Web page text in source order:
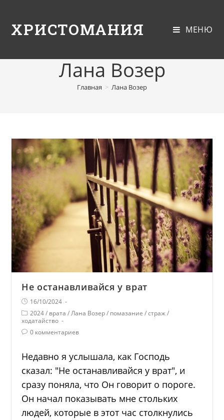
ХРИСТОМАНИЯ МЕНЮ
Лана Возер
Главная > Лана Возер
Не останавливайся у врат
16/10/2024
2024 / врата / Лана Возер / помазание / страж /
ходатайство
0 комментариев
Недавно я услышала, как Господь
сказал: "Не останавливайся у врат", и
сразу поняла, что Он говорит о пороге.
Он начал показывать мне стольких
людей, которые в этот час столкнулись